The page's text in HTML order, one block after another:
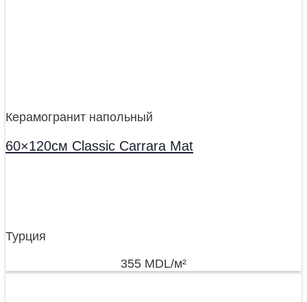
Керамогранит напольный
60×120см Classic Carrara Mat
Турция
355 MDL/м²